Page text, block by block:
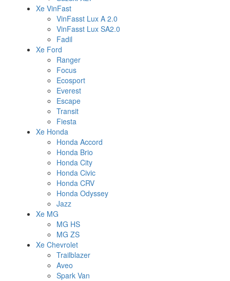
Xe VinFast
VinFasst Lux A 2.0
VinFasst Lux SA2.0
Fadil
Xe Ford
Ranger
Focus
Ecosport
Everest
Escape
Transit
Fiesta
Xe Honda
Honda Accord
Honda Brio
Honda City
Honda Civic
Honda CRV
Honda Odyssey
Jazz
Xe MG
MG HS
MG ZS
Xe Chevrolet
Trailblazer
Aveo
Spark Van